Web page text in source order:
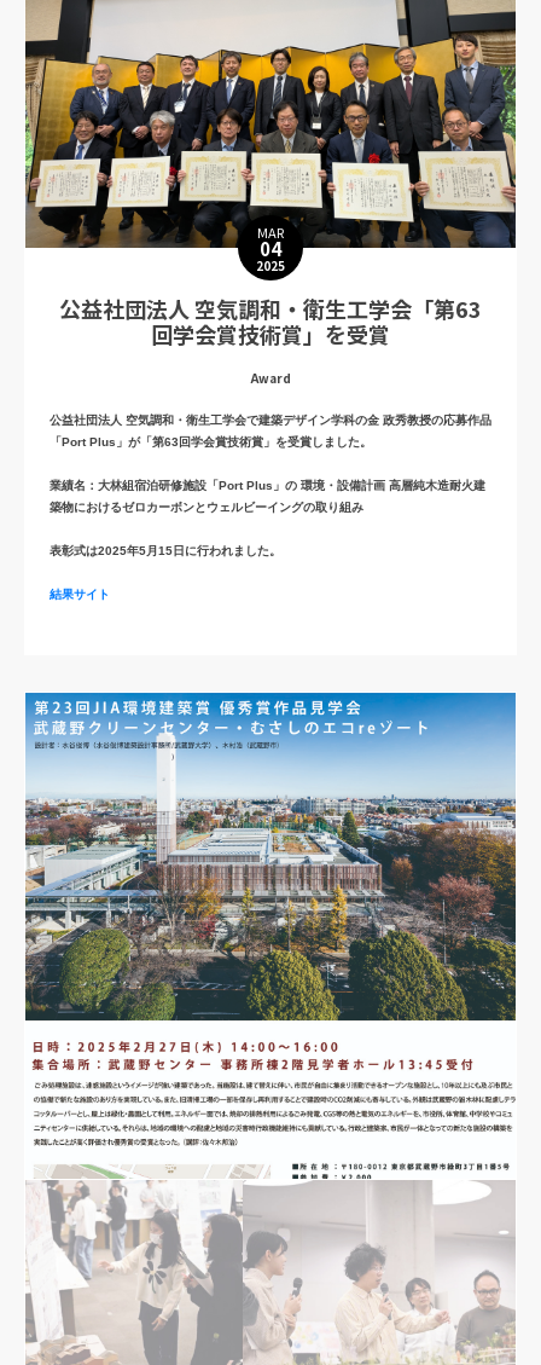
MAR
04
2025
公益社団法人 空気調和・衛生工学会「第63
回学会賞技術賞」を受賞
Award
公益社団法人 空気調和・衛生工学会で建築デザイン学科の金 政秀教授の応募作品
「Port Plus」が「第63回学会賞技術賞」を受賞しました。
業績名：大林組宿泊研修施設「Port Plus」の 環境・設備計画 高層純木造耐火建
築物におけるゼロカーボンとウェルビーイングの取り組み
表彰式は2025年5月15日に行われました。
結果サイト